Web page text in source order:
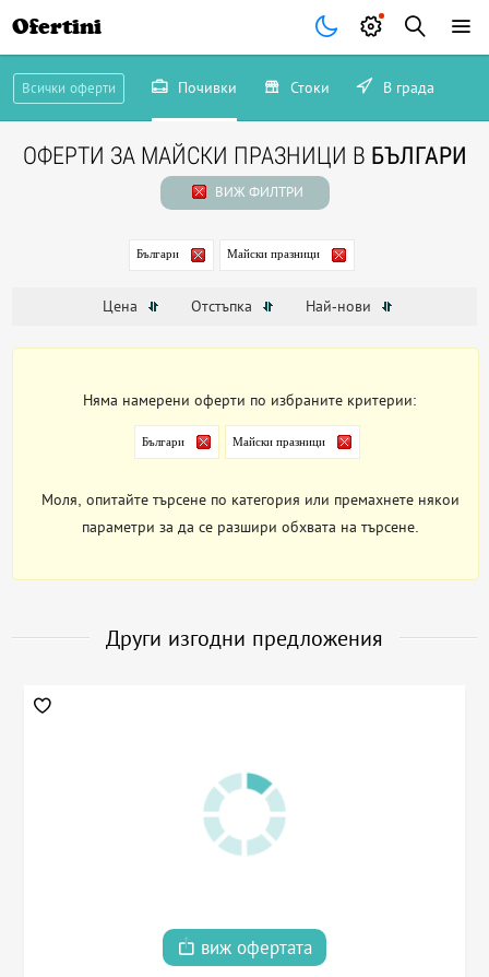
Ofertini
Всички оферти Почивки Стоки В града
ОФЕРТИ ЗА МАЙСКИ ПРАЗНИЦИ В БЪЛГАРИ
ВИЖ ФИЛТРИ
Българи Майски празници
Цена Отстъпка Най-нови
Няма намерени оферти по избраните критерии:
Българи Майски празници
Моля, опитайте търсене по категория или премахнете някои
параметри за да се разшири обхвата на търсене.
Други изгодни предложения
виж офертата